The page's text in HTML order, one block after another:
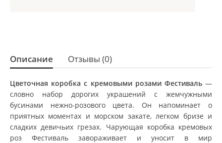
Описание Отзывы (0)
Цветочная коробка с кремовыми розами Фестиваль—
словно набор дорогих украшений с жемчужными
бусинами нежно-розового цвета. Он напоминает о
приятных моментах и морском закате, легком бризе и
сладких девичьих грезах. Чарующая коробка кремовых
роз Фестиваль завораживает и уносит в мир